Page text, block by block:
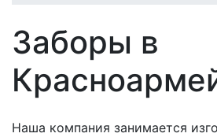
Заборы в
Наша компания занимается